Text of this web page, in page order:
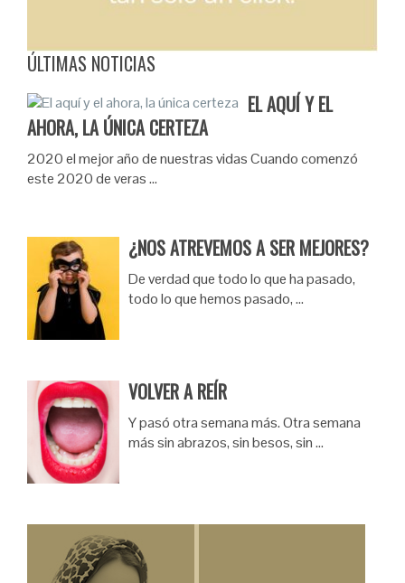
ÚLTIMAS NOTICIAS
EL AQUÍ Y EL
AHORA, LA ÚNICA CERTEZA
2020 el mejor año de nuestras vidas Cuando comenzó
este 2020 de veras …
¿NOS ATREVEMOS A SER MEJORES?
De verdad que todo lo que ha pasado,
todo lo que hemos pasado, …
VOLVER A REÍR
Y pasó otra semana más. Otra semana
más sin abrazos, sin besos, sin …